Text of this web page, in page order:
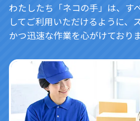
わたしたち「ネコの手」は、す
してご利用いただけるように、
かつ迅速な作業を心がけておりま